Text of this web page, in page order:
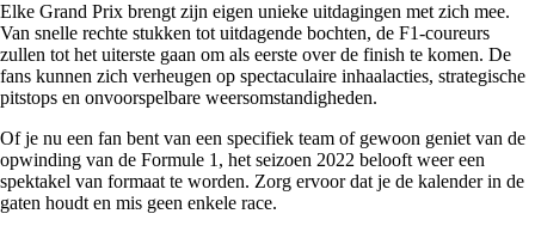
Elke Grand Prix brengt zijn eigen unieke uitdagingen met zich mee.
Van snelle rechte stukken tot uitdagende bochten, de F1-coureurs
zullen tot het uiterste gaan om als eerste over de finish te komen. De
fans kunnen zich verheugen op spectaculaire inhaalacties, strategische
pitstops en onvoorspelbare weersomstandigheden.
Of je nu een fan bent van een specifiek team of gewoon geniet van de
opwinding van de Formule 1, het seizoen 2022 belooft weer een
spektakel van formaat te worden. Zorg ervoor dat je de kalender in de
gaten houdt en mis geen enkele race.